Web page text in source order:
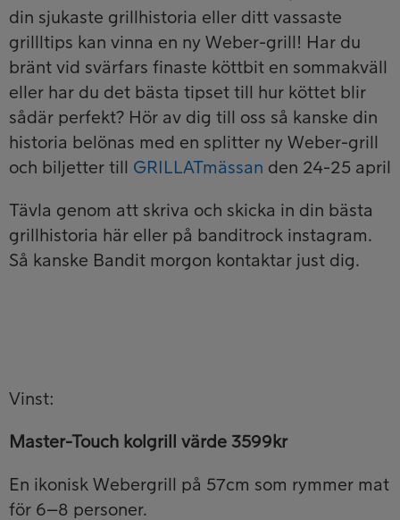
din sjukaste grillhistoria eller ditt vassaste
grillltips kan vinna en ny Weber-grill! Har du
bränt vid svärfars finaste köttbit en sommakväll
eller har du det bästa tipset till hur köttet blir
sådär perfekt? Hör av dig till oss så kanske din
historia belönas med en splitter ny Weber-grill
och biljetter till GRILLATmässan den 24-25 april
Tävla genom att skriva och skicka in din bästa
grillhistoria här eller på banditrock instagram.
Så kanske Bandit morgon kontaktar just dig.
Vinst:
Master-Touch kolgrill värde 3599kr
En ikonisk Webergrill på 57cm som rymmer mat
för 6–8 personer.